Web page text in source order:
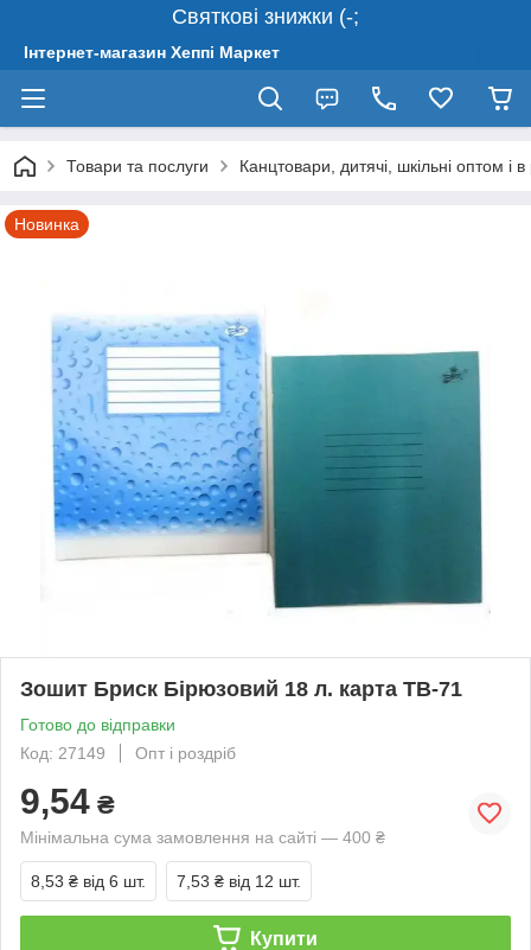
Святкові знижки (-;
Інтернет-магазин Хеппі Маркет
Товари та послуги Канцтовари, дитячі, шкільні оптом і в
Новинка
Зошит Бриск Бірюзовий 18 л. карта ТВ-71
Готово до відправки
Код: 27149
Опт і роздріб
9,54 ₴
Мінімальна сума замовлення на сайті — 400 ₴
8,53 ₴ від 6 шт. 7,53 ₴ від 12 шт.
Купити